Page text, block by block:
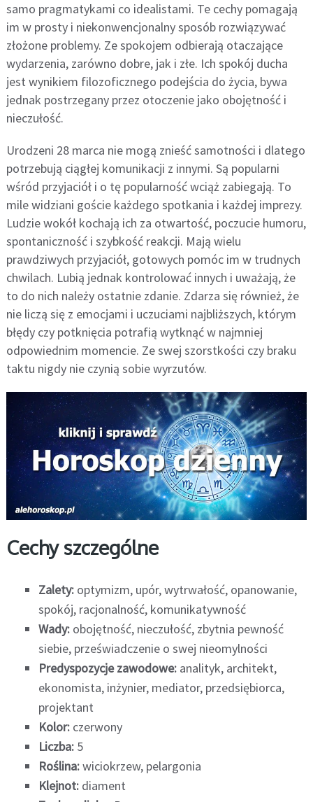
samo pragmatykami co idealistami. Te cechy pomagają
im w prosty i niekonwencjonalny sposób rozwiązywać
złożone problemy. Ze spokojem odbierają otaczające
wydarzenia, zarówno dobre, jak i złe. Ich spokój ducha
jest wynikiem filozoficznego podejścia do życia, bywa
jednak postrzegany przez otoczenie jako obojętność i
nieczułość.
Urodzeni 28 marca nie mogą znieść samotności i dlatego
potrzebują ciągłej komunikacji z innymi. Są popularni
wśród przyjaciół i o tę popularność wciąż zabiegają. To
mile widziani goście każdego spotkania i każdej imprezy.
Ludzie wokół kochają ich za otwartość, poczucie humoru,
spontaniczność i szybkość reakcji. Mają wielu
prawdziwych przyjaciół, gotowych pomóc im w trudnych
chwilach. Lubią jednak kontrolować innych i uważają, że
to do nich należy ostatnie zdanie. Zdarza się również, że
nie liczą się z emocjami i uczuciami najbliższych, którym
błędy czy potknięcia potrafią wytknąć w najmniej
odpowiednim momencie. Ze swej szorstkości czy braku
taktu nigdy nie czynią sobie wyrzutów.
Cechy szczególne
Zalety: optymizm, upór, wytrwałość, opanowanie,
spokój, racjonalność, komunikatywność
Wady: obojętność, nieczułość, zbytnia pewność
siebie, przeświadczenie o swej nieomylności
Predyspozycje zawodowe: analityk, architekt,
ekonomista, inżynier, mediator, przedsiębiorca,
projektant
Kolor: czerwony
Liczba: 5
Roślina:wiciokrzew, pelargonia
Klejnot: diament